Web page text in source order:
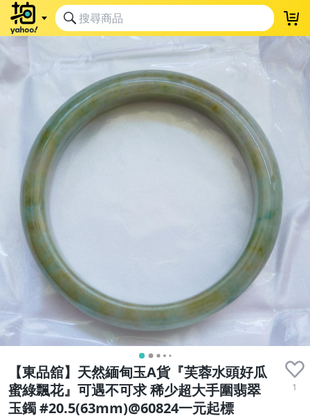
【東品舘】天然緬甸玉A貨『芙蓉水頭好瓜
蜜綠飄花』可遇不可求 稀少超大手圍翡翠
玉鐲 #20.5(63mm)@60824一元起標
1